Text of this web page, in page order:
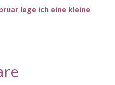
lege ich eine kleine